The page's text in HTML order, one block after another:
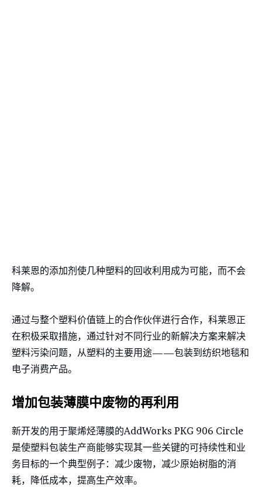
科莱恩的添加剂使几种塑料的回收利用成为可能，而不会
降解。
通过与整个塑料价值链上的合作伙伴进行合作，科莱恩正
在积极采取措施，通过针对不同行业的新解决方案来解决
塑料污染问题，从塑料的主要用途——包装到纺织地毯和
电子消费产品。
增加包装薄膜中废物的再利用
新开发的用于聚烯烃薄膜的AddWorks PKG 906 Circle
是使塑料包装生产商能够实现其一些关键的可持续性和业
务目标的一个典型例子：减少废物，减少原始树脂的消
耗，降低成本，提高生产效率。